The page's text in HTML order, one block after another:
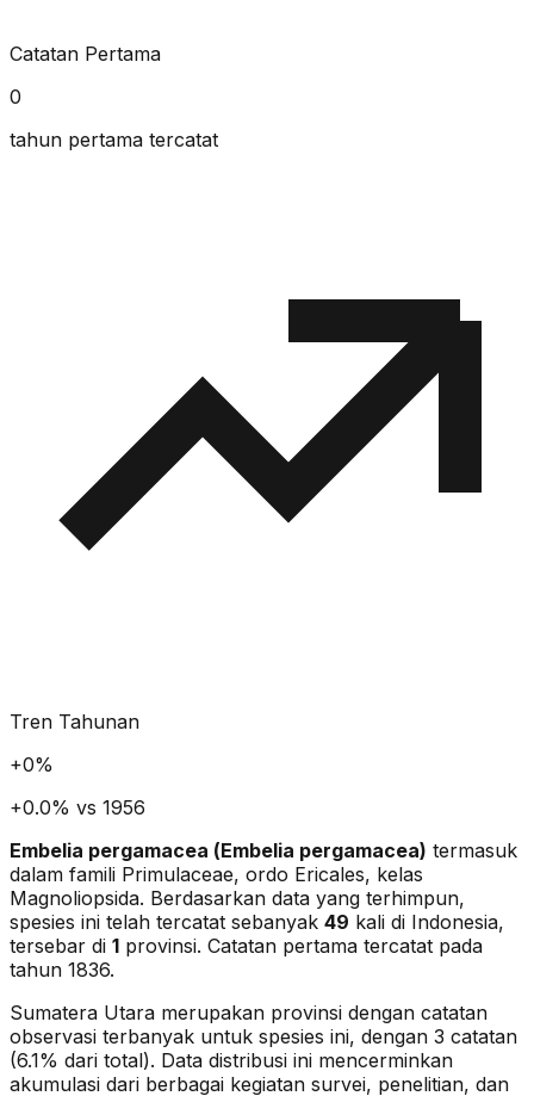
Catatan Pertama
0
tahun pertama tercatat
Tren Tahunan
+0%
+0.0% vs 1956
Embelia pergamacea (Embelia pergamacea) termasuk
dalam famili Primulaceae, ordo Ericales, kelas
Magnoliopsida. Berdasarkan data yang terhimpun,
spesies ini telah tercatat sebanyak 49 kali di Indonesia,
tersebar di 1 provinsi. Catatan pertama tercatat pada
tahun 1836.
Sumatera Utara merupakan provinsi dengan catatan
observasi terbanyak untuk spesies ini, dengan 3 catatan
(6.1% dari total). Data distribusi ini mencerminkan
akumulasi dari berbagai kegiatan survei, penelitian, dan